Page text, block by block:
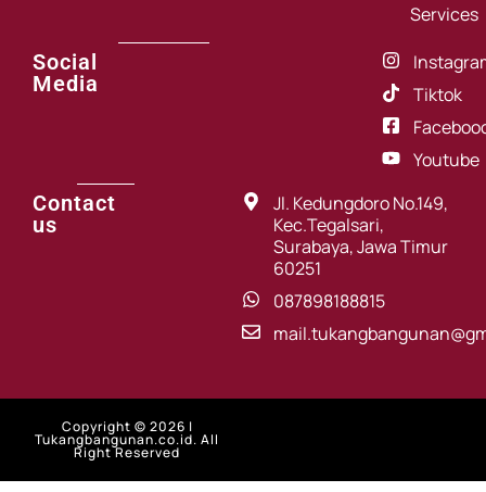
Services
Social
Media
Tiktok
Youtube
Contact
us
Jl. Kedungdoro No.149,
Kec.Tegalsari,
Surabaya, Jawa Timur
60251
087898188815
Copyright © 2026 |
Tukangbangunan.co.id. All
Right Reserved